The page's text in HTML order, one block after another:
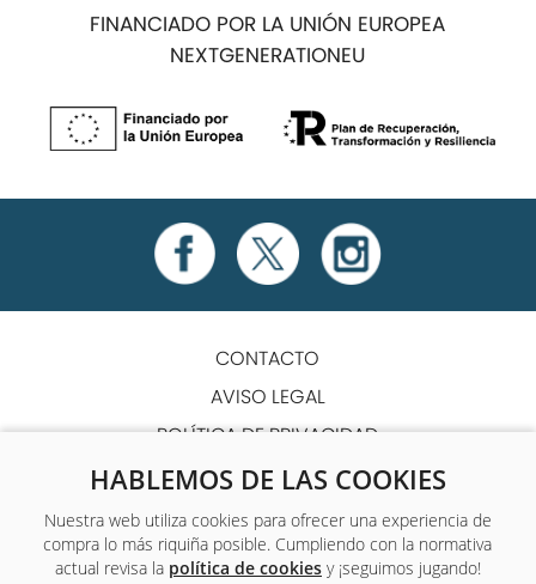
HABLEMOS DE LAS COOKIES
Nuestra web utiliza cookies para ofrecer una experiencia de
compra lo más riquiña posible. Cumpliendo con la normativa
actual revisa la política de cookiesy ¡seguimos jugando!
FINANCIADO POR LA UNIÓN EUROPEA
NEXTGENERATIONEU
CONTACTO
AVISO LEGAL
POLÍTICA DE PRIVACIDAD
POLÍTICA DE COOKIES
TÉRMINOS Y CONDICIONES
ACCESIBILIDAD